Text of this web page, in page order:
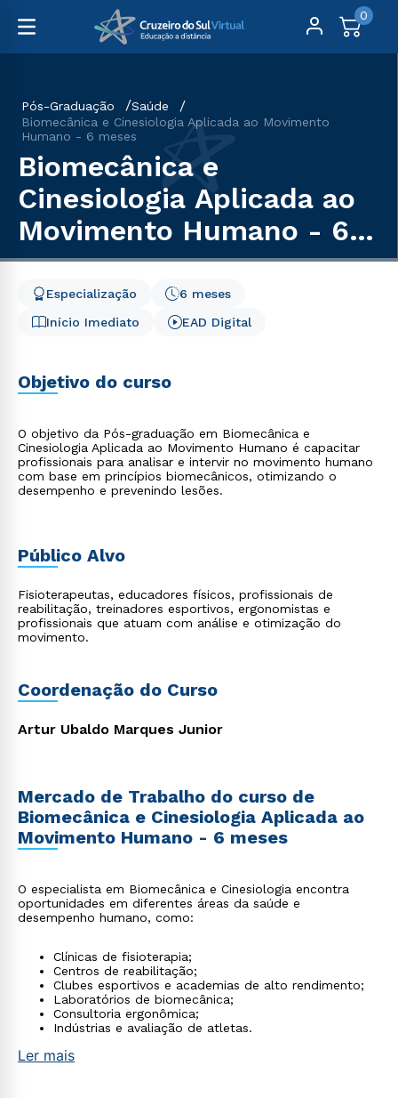
0
Pós-Graduação
Saúde
Biomecânica e Cinesiologia Aplicada ao Movimento
Humano - 6 meses
Biomecânica e
Cinesiologia Aplicada ao
Movimento Humano - 6
meses
Início Imediato
6 meses
Especialização
EAD Digital
Objetivo do curso
O objetivo da Pós-graduação em Biomecânica e
Cinesiologia Aplicada ao Movimento Humano é capacitar
profissionais para analisar e intervir no movimento humano
com base em princípios biomecânicos, otimizando o
desempenho e prevenindo lesões.
Público Alvo
Fisioterapeutas, educadores físicos, profissionais de
reabilitação, treinadores esportivos, ergonomistas e
profissionais que atuam com análise e otimização do
movimento.
Coordenação do Curso
Artur Ubaldo Marques Junior
Mercado de Trabalho do curso de
Biomecânica e Cinesiologia Aplicada ao
Movimento Humano - 6 meses
O especialista em Biomecânica e Cinesiologia encontra
oportunidades em diferentes áreas da saúde e
desempenho humano, como:
Clínicas de fisioterapia;
Centros de reabilitação;
Clubes esportivos e academias de alto rendimento;
Laboratórios de biomecânica;
Consultoria ergonômica;
Indústrias e avaliação de atletas.
Ler mais